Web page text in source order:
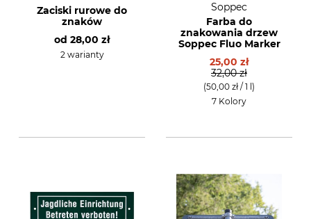
Zaciski rurowe do
znaków
od 28,00 zł
2 warianty
Soppec
Farba do
znakowania drzew
Soppec Fluo Marker
25,00 zł
32,00 zł
(50,00 zł / 1 l)
7 Kolory